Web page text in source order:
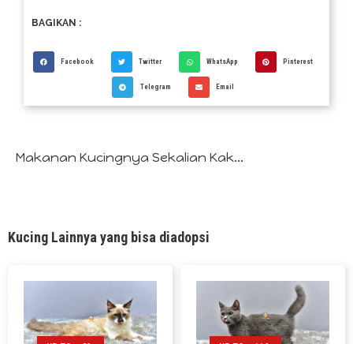
BAGIKAN :
Facebook Twitter WhatsApp Pinterest
Telegram Email
Makanan Kucingnya Sekalian Kak...
Kucing Lainnya yang bisa diadopsi